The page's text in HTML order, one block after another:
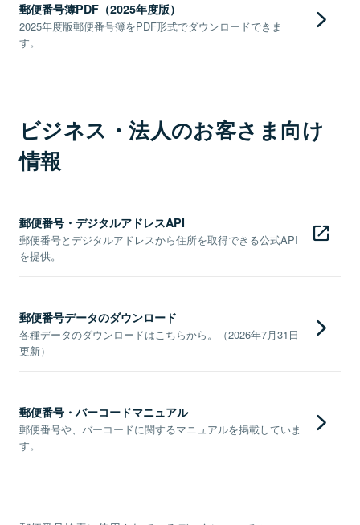
郵便番号簿PDF（2025年度版）
2025年度版郵便番号簿をPDF形式でダウンロードできま
す。
ビジネス・法人のお客さま向け
情報
郵便番号・デジタルアドレスAPI
郵便番号とデジタルアドレスから住所を取得できる公式API
を提供。
郵便番号データのダウンロード
各種データのダウンロードはこちらから。（2026年7月31日
更新）
郵便番号・バーコードマニュアル
郵便番号や、バーコードに関するマニュアルを掲載していま
す。